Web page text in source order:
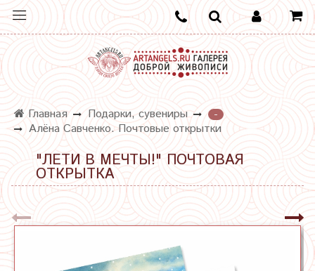
Главная Подарки, сувениры
-
Алёна Савченко. Почтовые открытки
"ЛЕТИ В МЕЧТЫ!" ПОЧТОВАЯ
ОТКРЫТКА